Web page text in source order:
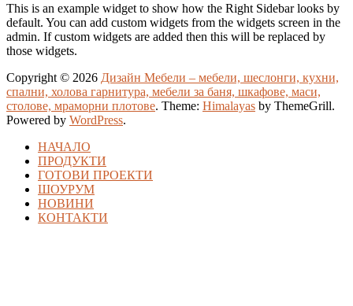
This is an example widget to show how the Right Sidebar looks by
default. You can add custom widgets from the widgets screen in the
admin. If custom widgets are added then this will be replaced by
those widgets.
Copyright © 2026 Дизайн Мебели – мебели, шеслонги, кухни,
спални, холова гарнитура, мебели за баня, шкафове, маси,
столове, мраморни плотове. Theme: Himalayas by ThemeGrill.
Powered by WordPress.
НАЧАЛО
ПРОДУКТИ
ГОТОВИ ПРОЕКТИ
ШОУРУМ
НОВИНИ
КОНТАКТИ